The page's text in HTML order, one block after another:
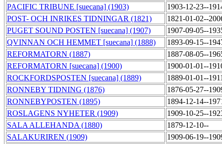
PACIFIC TRIBUNE [suecana] (1903)
1903-12-23--
POST- OCH INRIKES TIDNINGAR (1821)
1821-01-02--
PUGET SOUND POSTEN [suecana] (1907)
1907-09-05--
QVINNAN OCH HEMMET [suecana] (1888)
1893-09-15--
REFORMATORN (1887)
1887-08-05--
REFORMATORN [suecana] (1900)
1900-01-01--
ROCKFORDSPOSTEN [suecana] (1889)
1889-01-01--
RONNEBY TIDNING (1876)
1876-05-27--
RONNEBYPOSTEN (1895)
1894-12-14--
ROSLAGENS NYHETER (1909)
1909-10-25--
SALA ALLEHANDA (1880)
1879-12-10--
SALAKURIREN (1909)
1909-06-19--